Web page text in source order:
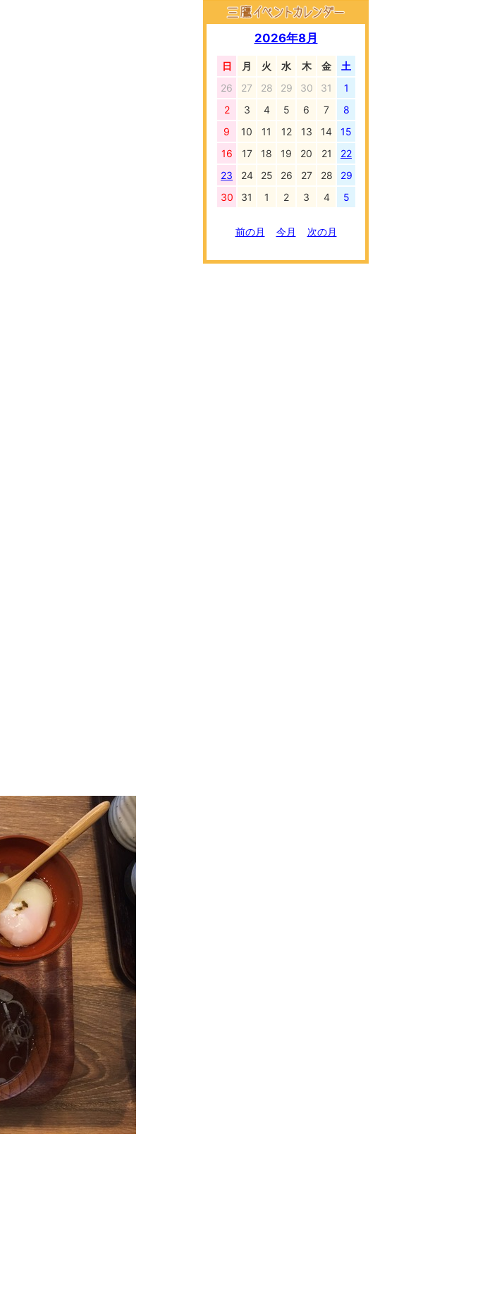
2026年8月
日 月 火 水 木 金
土
26
27 28 29 30 31
1
2
3 4 5 6 7
8
9
10 11 12 13 14
15
16
17 18 19 20 21
22
23
24 25 26 27 28
29
30
31 1 2 3 4 5
前の月 今月 次の月